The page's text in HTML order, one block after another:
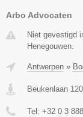
Arbo Advocaten
Niet gevestigd
Henegouwen.
Antwerpen »
Beukenlaan 120
Tel: +32 0 3